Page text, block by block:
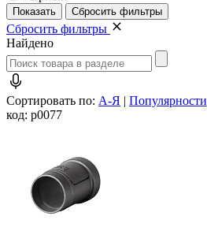
Сбросить фильтры
Найдено
Сортировать по: А-Я | Популярности
код: p0077